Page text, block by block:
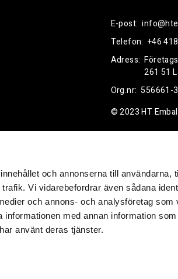
och annonserna till användarna,
Vi vidarebefordrar även sådana
och annons- och analysföretag som
med annan information
använt deras tjänster.
E-post:
Telefon: +46
Adress:
261 51
Org.nr: 556661-
© 2023 HT